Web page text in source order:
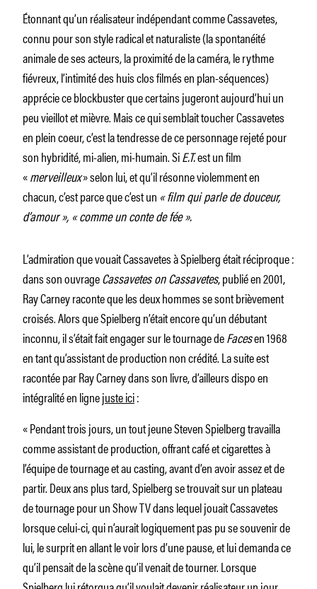
Étonnant qu’un réalisateur indépendant comme Cassavetes,
connu pour son style radical et naturaliste (la spontanéité
animale de ses acteurs, la proximité de la caméra, le rythme
fiévreux, l’intimité des huis clos filmés en plan-séquences)
apprécie ce blockbuster que certains jugeront aujourd’hui un
peu vieillot et mièvre. Mais ce qui semblait toucher Cassavetes
en plein coeur, c’est la tendresse de ce personnage rejeté pour
son hybridité, mi-alien, mi-humain. SiE.T.est un film
«merveilleux» selon lui, et qu’il résonne violemment en
chacun, c’est parce que c’est un « film qui parle de douceur,
d’amour », « comme un conte de fée ».
L’admiration que vouait Cassavetes à Spielberg était réciproque :
dans son ouvrageCassavetes on Cassavetes, publié en 2001,
Ray Carney raconte que les deux hommes se sont brièvement
croisés. Alors que Spielberg n’était encore qu’un débutant
inconnu, il s’était fait engager sur le tournage deFacesen 1968
en tant qu’assistant de production non crédité. La suite est
racontée par Ray Carney dans son livre, d’ailleurs dispo en
intégralité en lignejuste ici:
« Pendant trois jours, un tout jeune Steven Spielberg travailla
comme assistant de production, offrant café et cigarettes à
l’équipe de tournage et au casting, avant d’en avoir assez et de
partir. Deux ans plus tard, Spielberg se trouvait sur un plateau
de tournage pour un Show TV dans lequel jouait Cassavetes
lorsque celui-ci, qui n’aurait logiquement pas pu se souvenir de
lui, le surprit en allant le voir lors d’une pause, et lui demanda ce
qu’il pensait de la scène qu’il venait de tourner. Lorsque